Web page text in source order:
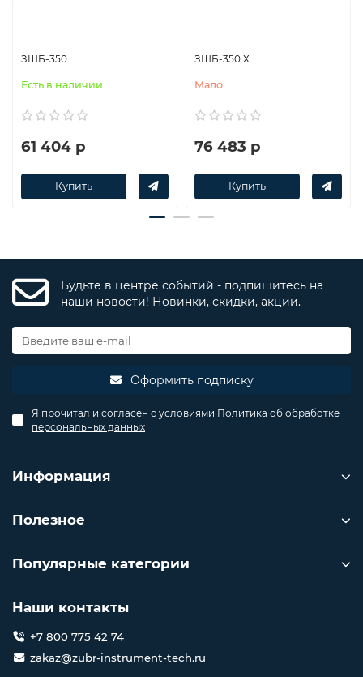
ЗШБ-350
Есть в наличии
61 404 р
Купить
ЗШБ-350 Х
Мало
76 483 р
Купить
Будьте в центре событий - подпишитесь на
наши новости! Новинки, скидки, акции.
Оформить подписку
Я прочитал и согласен с условиями Политика об обработке
персональных данных
Информация
Полезное
Популярные категории
Наши контакты
+7 800 775 42 74
zakaz@zubr-instrument-tech.ru